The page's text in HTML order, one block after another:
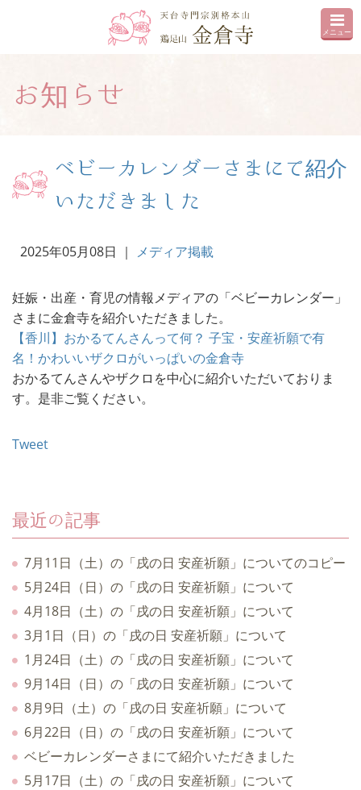
メニュー
お知らせ
ベビーカレンダーさまにて紹介
いただきました
2025年05月08日 ｜ メディア掲載
妊娠・出産・育児の情報メディアの「ベビーカレンダー」
さまに金倉寺を紹介いただきました。
【香川】おかるてんさんって何？ 子宝・安産祈願で有
名！かわいいザクロがいっぱいの金倉寺
おかるてんさんやザクロを中心に紹介いただいておりま
す。是非ご覧ください。
Tweet
最近の記事
7月11日（土）の「戌の日 安産祈願」についてのコピー
5月24日（日）の「戌の日 安産祈願」について
4月18日（土）の「戌の日 安産祈願」について
3月1日（日）の「戌の日 安産祈願」について
1月24日（土）の「戌の日 安産祈願」について
9月14日（日）の「戌の日 安産祈願」について
8月9日（土）の「戌の日 安産祈願」について
6月22日（日）の「戌の日 安産祈願」について
ベビーカレンダーさまにて紹介いただきました
5月17日（土）の「戌の日 安産祈願」について